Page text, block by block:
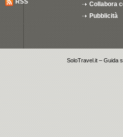
RSS
Collabora
Pubblicità
SoloTravel.it – Guida